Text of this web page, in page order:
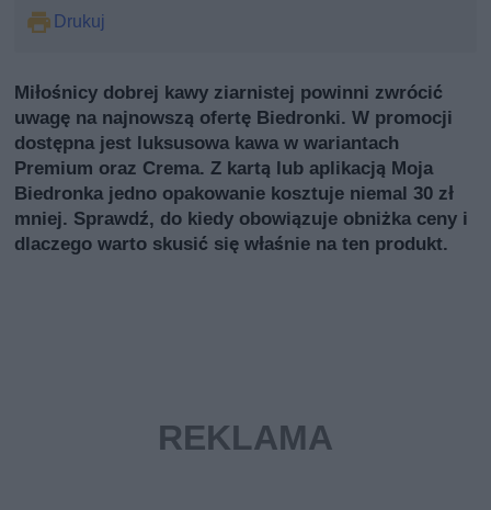
Drukuj
Miłośnicy dobrej kawy ziarnistej powinni zwrócić
uwagę na najnowszą ofertę Biedronki. W promocji
dostępna jest luksusowa kawa w wariantach
Premium oraz Crema. Z kartą lub aplikacją Moja
Biedronka jedno opakowanie kosztuje niemal 30 zł
mniej. Sprawdź, do kiedy obowiązuje obniżka ceny i
dlaczego warto skusić się właśnie na ten produkt.